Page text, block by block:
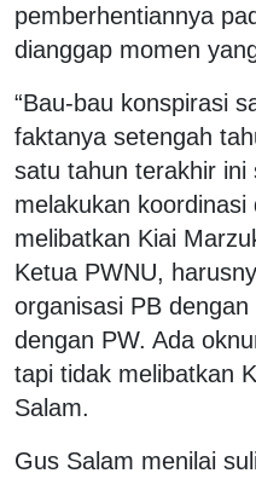
pemberhentiannya
dianggap momen
“Bau-bau konspirasi
faktanya setengah
satu tahun terakhir ini
melakukan
melibatkan Kiai
Ketua PWNU,
organisasi PB
dengan PW. Ada
tapi tidak melibatkan
Salam.
Gus Salam menilai